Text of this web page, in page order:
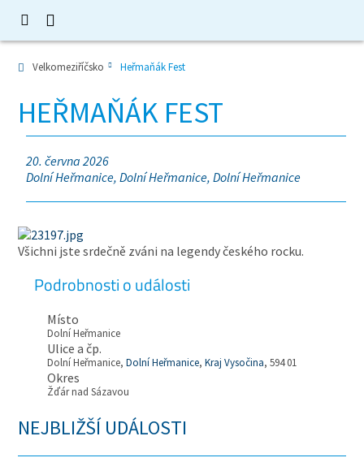
Velkomeziříčsko Heřmaňák Fest
HEŘMAŇÁK FEST
20. června 2026
Dolní Heřmanice, Dolní Heřmanice, Dolní Heřmanice
Všichni jste srdečně zváni na legendy českého rocku.
Podrobnosti o události
Místo
Dolní Heřmanice
Ulice a čp.
Dolní Heřmanice,Dolní Heřmanice,Kraj Vysočina, 594 01
Okres
Žďár nad Sázavou
NEJBLIŽŠÍ UDÁLOSTI